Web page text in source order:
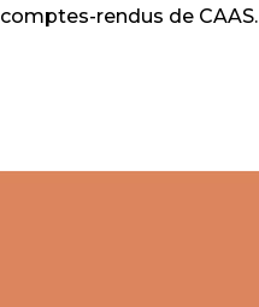
comptes-rendus de CAAS.